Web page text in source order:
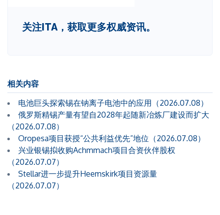
关注ITA，获取更多权威资讯。
相关内容
电池巨头探索锡在钠离子电池中的应用（2026.07.08）
俄罗斯精锡产量有望自2028年起随新冶炼厂建设而扩大
（2026.07.08）
Oropesa项目获授“公共利益优先”地位（2026.07.08）
兴业银锡拟收购Achmmach项目合资伙伴股权
（2026.07.07）
Stellar进一步提升Heemskirk项目资源量
（2026.07.07）